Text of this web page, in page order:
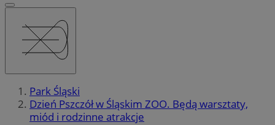
Park Śląski
Dzień Pszczół w Śląskim ZOO. Będą warsztaty,
miód i rodzinne atrakcje